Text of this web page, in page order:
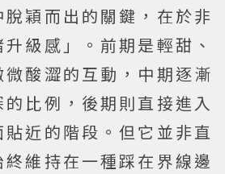
穎而出的關鍵，在於非
級感」。前期是輕甜、
酸澀的互動，中期逐漸
比例，後期則直接進入
近的階段。但它並非直
維持在一種踩在界線邊